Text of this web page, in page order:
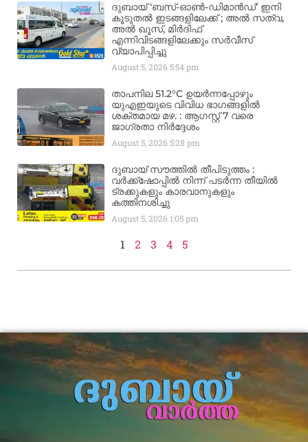
ദുബായ് ‘ബസ്-ഓൺ-ഡിമാൻഡ്’ ഇനി
കൂടുതൽ ഇടങ്ങളിലേക്ക് ; അൽ സത്വ,
അൽ ഖൂസ്, മിർദിഫ്
എന്നിവിടങ്ങളിലേക്കും സർവീസ്
വ്യാപിപ്പിച്ചു
August 5, 20265:54 pm
താപനില 51.2°C ഉയർന്നപ്പോഴും
യുഎഇയുടെ വിവിധ ഭാഗങ്ങളിൽ
ശക്തമായ മഴ. : ആഗസ്റ്റ് 7 വരെ
ജാഗ്രതാ നിർദ്ദേശം
August 5, 20265:28 pm
ദുബായ് സൗത്തിൽ തീപിടുത്തം :
വർക്ക്‌ഷോപ്പിൽ നിന്ന് പടർന്ന തീയിൽ
ട്രക്കുകളും കാരവാനുകളും
കത്തിനശിച്ചു
August 5, 2026 1:05 pm
1 2 3 4 5